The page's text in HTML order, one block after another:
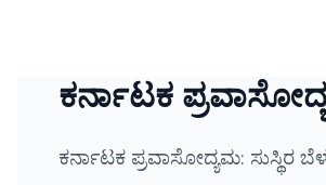
ಕರ್ನಾಟಕ
ಕರ್ನಾಟಕ ಪ್ರವಾಸೋದ್ಯಮ: ಸುಸ್ಥಿರ